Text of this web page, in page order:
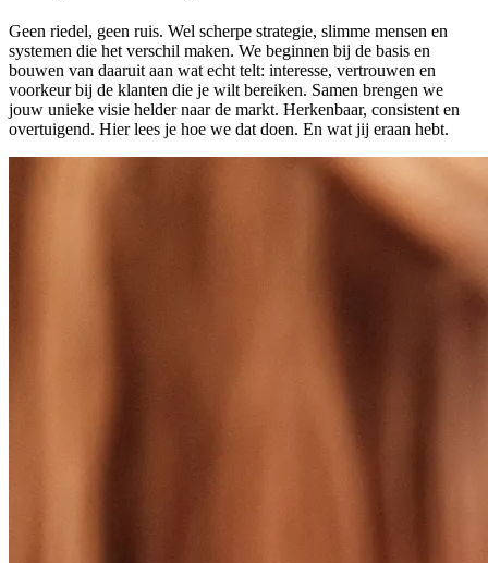
Geen riedel, geen ruis. Wel scherpe strategie, slimme mensen en
systemen die het verschil maken. We beginnen bij de basis en
bouwen van daaruit aan wat echt telt: interesse, vertrouwen en
voorkeur bij de klanten die je wilt bereiken. Samen brengen we
jouw unieke visie helder naar de markt. Herkenbaar, consistent en
overtuigend. Hier lees je hoe we dat doen. En wat jij eraan hebt.